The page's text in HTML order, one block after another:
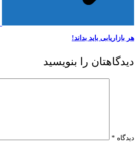
هر بازاریابی باید بداند!
دیدگاهتان را بنویسید
دیدگاه *